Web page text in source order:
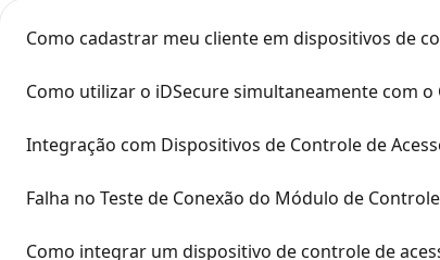
Como cadastrar meu cliente em dispositivos de
Como utilizar o iDSecure simultaneamente com o
Integração com Dispositivos de Controle de
Falha no Teste de Conexão do Módulo de
Como integrar um dispositivo de controle de